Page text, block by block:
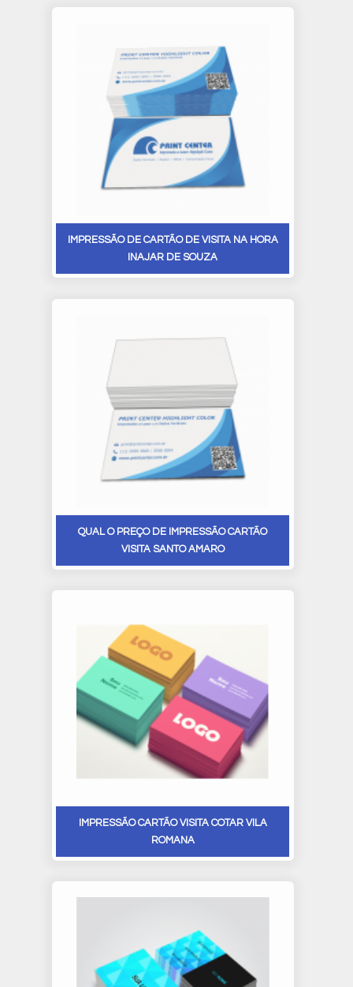
IMPRESSÃO DE CARTÃO DE VISITA NA HORA
INAJAR DE SOUZA
QUAL O PREÇO DE IMPRESSÃO CARTÃO
VISITA SANTO AMARO
IMPRESSÃO CARTÃO VISITA COTAR VILA
ROMANA